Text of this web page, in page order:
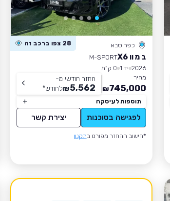
כפר סבא 28 צפו ברכב זה
ב מ וו X6
M-SPORT
2026 יד 1
0 ק״מ
מחיר
745,000
₪
החזר חודשי מ-
5,562
₪לחודש*
תוספות לעיסקה
לפגישה בסוכנות יצירת קשר
*חישוב ההחזר מפורט בתקנון